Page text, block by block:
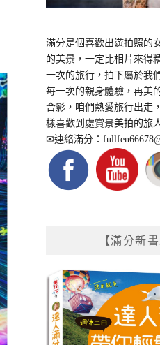
滿分是個喜歡出遊拍照的
的美景，一定比相片來得
一次的旅行，拍下屬於我
每一次的親身體驗，再美
合影，咱們熱愛旅行出走
樣喜歡到處賞景美拍的旅
✉連絡滿分：
【滿分新